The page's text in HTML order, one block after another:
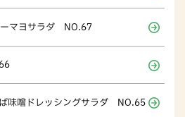
マヨサラダ NO.67
味噌ドレッシングサラダ NO.65